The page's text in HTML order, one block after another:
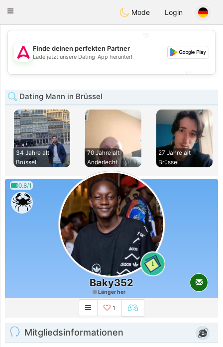
Tantôt
Toggle
Mode Login
💖
💕
Finde deinen perfekten Partner
Lade jetzt unsere Dating-App herunter!
Dating Mann in Brüssel
34 Jahre alt
Brüssel
70 Jahre alt
Anderlecht
27 Jahre alt
Brüssel
0.8/1
1
Baky352
Länger her
1
Mitgliedsinformationen